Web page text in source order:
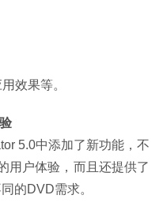
效果等。
用户体验，而且还提供了
的DVD需求。